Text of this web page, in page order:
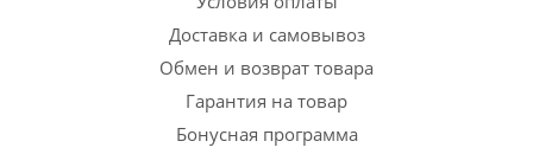
Доставка и самовывоз
Обмен и возврат товара
Гарантия на товар
Бонусная программа